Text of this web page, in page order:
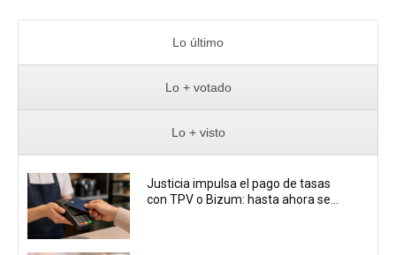
Lo último
Lo + votado
Lo + visto
Justicia impulsa el pago de tasas
con TPV o Bizum: hasta ahora se...